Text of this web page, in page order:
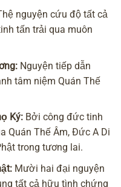
nguyện cứu độ tất cả
tấn trải qua muôn
Nguyện tiếp dẫn
tâm niệm Quán Thế
Ký: Bởi công đức tinh
Quán Thế Âm, Đức A Di
trong tương lai.
Mười hai đại nguyện
tất cả hữu tình chứng